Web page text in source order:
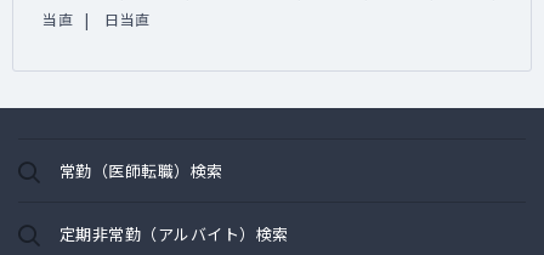
当直
日当直
常勤（医師転職）検索
定期非常勤（アルバイト）検索